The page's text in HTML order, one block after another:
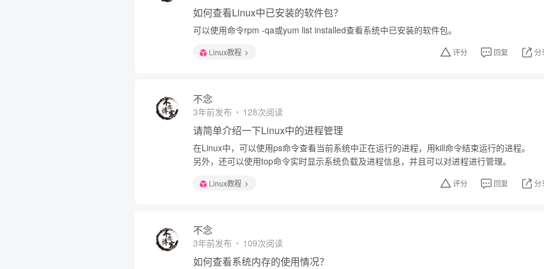
如何查看Linux中已安装的软件包？
可以使用命令rpm -qa或yum list installed查看系统中已安装的软件包。
Linux教程 评分 回复 分
不念
3年前发布 128次阅读
请简单介绍一下Linux中的进程管理
在Linux中，可以使用ps命令查看当前系统中正在运行的进程，用kill命令结束运行的进程。
另外，还可以使用top命令实时显示系统负载及进程信息，并且可以对进程进行管理。
Linux教程 评分 回复 分
不念
3年前发布 109次阅读
如何查看系统内存的使用情况？